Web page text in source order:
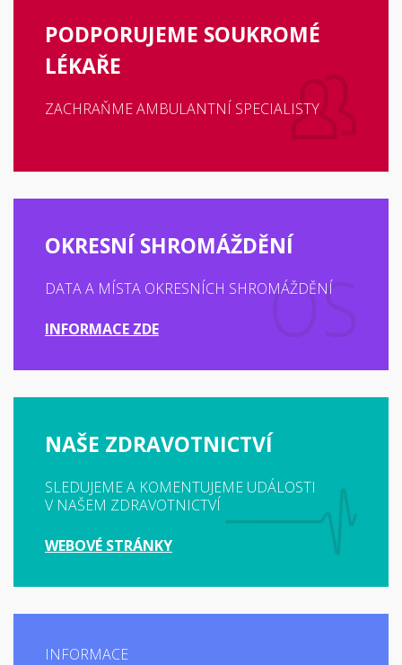
PODPORUJEME SOUKROMÉ
LÉKAŘE
ZACHRAŇME AMBULANTNÍ SPECIALISTY
OKRESNÍ SHROMÁŽDĚNÍ
DATA A MÍSTA OKRESNÍCH SHROMÁŽDĚNÍ
INFORMACE ZDE
NAŠE ZDRAVOTNICTVÍ
SLEDUJEME A KOMENTUJEME UDÁLOSTI
V NAŠEM ZDRAVOTNICTVÍ
WEBOVÉ STRÁNKY
INFORMACE